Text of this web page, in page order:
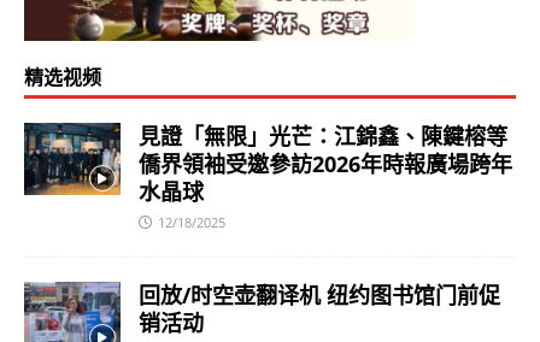
精选视频
見證「無限」光芒：江錦鑫、陳鍵榕等
僑界領袖受邀參訪2026年時報廣場跨年
水晶球
12/18/2025
回放/时空壶翻译机 纽约图书馆门前促
销活动